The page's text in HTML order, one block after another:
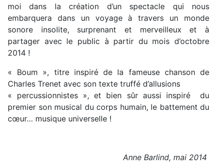
moi dans la création d’un spectacle qui nous
embarquera dans un voyage à travers un monde
sonore insolite, surprenant et merveilleux et à
partager avec le public à partir du mois d’octobre
2014 !
« Boum », titre inspiré de la fameuse chanson de
Charles Trenet avec son texte truffé d’allusions
« percussionnistes », et bien sûr aussi inspiré du
premier son musical du corps humain, le battement du
cœur… musique universelle !
Anne Barlind, mai 2014